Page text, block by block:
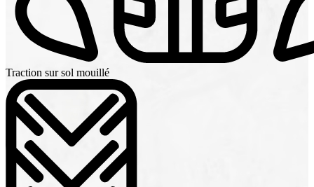
Traction sur sol mouillé